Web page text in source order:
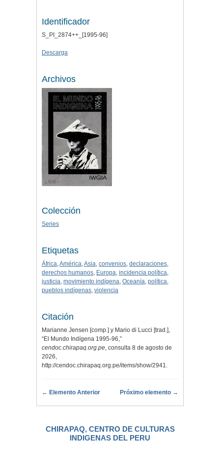
Identificador
S_PI_2874++_[1995-96]
Descarga
Archivos
Colección
Series
Etiquetas
África,América,Asia, convenios, declaraciones,
derechos humanos, Europa, incidencia política,
justicia, movimiento indígena, Oceanía, política,
pueblos indígenas, violencia
Citación
Marianne Jensen [comp.] y Mario di Lucci [trad.],
“El Mundo Indígena 1995-96,”
cendoc.chirapaq.org.pe, consulta 8 de agosto de
2026,
http://cendoc.chirapaq.org.pe/items/show/2941.
← Elemento Anterior Próximo elemento →
CHIRAPAQ, CENTRO DE CULTURAS
INDIGENAS DEL PERU